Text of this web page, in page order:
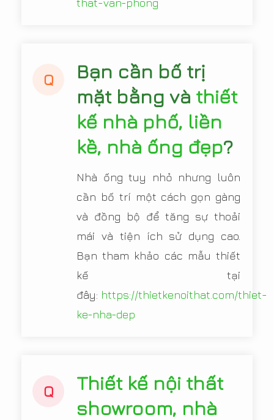
that-van-phong
Q
Bạn cần bố trị
mặt bằng và thiết
kế nhà phố, liền
kề, nhà ống đẹp?
Nhà ống tuy nhỏ nhưng luôn
cần bố trí một cách gọn gàng
và đồng bộ để tăng sự thoải
mái và tiện ích sử dụng cao.
Bạn tham khảo các mẫu thiết
kế tại
đây: https://thietkenoithat.com/thiet-
ke-nha-dep
Q
Thiết kế nội thất
showroom, nhà